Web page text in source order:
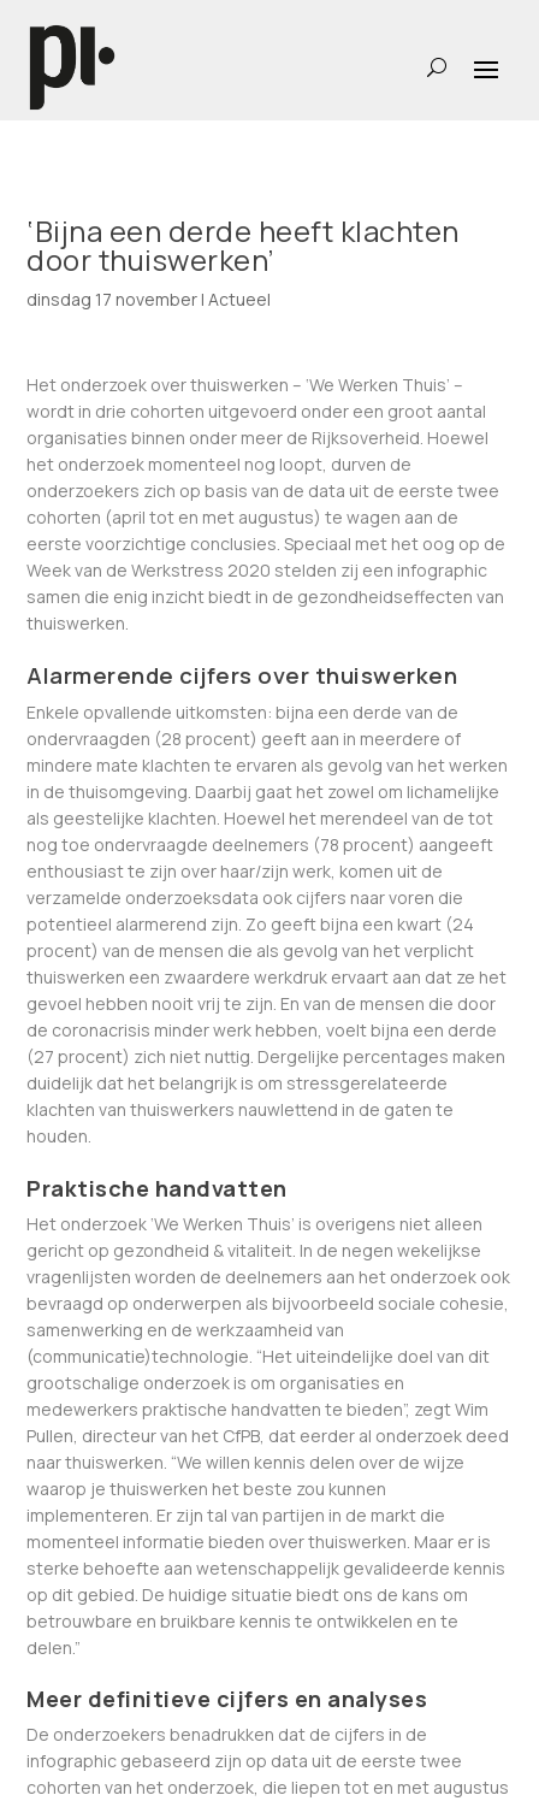
‘Bijna een derde heeft klachten
door thuiswerken’
dinsdag 17 november |Actueel
Het onderzoek over thuiswerken – ‘We Werken Thuis’ –
wordt in drie cohorten uitgevoerd onder een groot aantal
organisaties binnen onder meer de Rijksoverheid. Hoewel
het onderzoek momenteel nog loopt, durven de
onderzoekers zich op basis van de data uit de eerste twee
cohorten (april tot en met augustus) te wagen aan de
eerste voorzichtige conclusies. Speciaal met het oog op de
Week van de Werkstress 2020 stelden zij een infographic
samen die enig inzicht biedt in de gezondheidseffecten van
thuiswerken.
Alarmerende cijfers over thuiswerken
Enkele opvallende uitkomsten: bijna een derde van de
ondervraagden (28 procent) geeft aan in meerdere of
mindere mate klachten te ervaren als gevolg van het werken
in de thuisomgeving. Daarbij gaat het zowel om lichamelijke
als geestelijke klachten. Hoewel het merendeel van de tot
nog toe ondervraagde deelnemers (78 procent) aangeeft
enthousiast te zijn over haar/zijn werk, komen uit de
verzamelde onderzoeksdata ook cijfers naar voren die
potentieel alarmerend zijn. Zo geeft bijna een kwart (24
procent) van de mensen die als gevolg van het verplicht
thuiswerken een zwaardere werkdruk ervaart aan dat ze het
gevoel hebben nooit vrij te zijn. En van de mensen die door
de coronacrisis minder werk hebben, voelt bijna een derde
(27 procent) zich niet nuttig. Dergelijke percentages maken
duidelijk dat het belangrijk is om stressgerelateerde
klachten van thuiswerkers nauwlettend in de gaten te
houden.
Praktische handvatten
Het onderzoek ‘We Werken Thuis’ is overigens niet alleen
gericht op gezondheid & vitaliteit. In de negen wekelijkse
vragenlijsten worden de deelnemers aan het onderzoek ook
bevraagd op onderwerpen als bijvoorbeeld sociale cohesie,
samenwerking en de werkzaamheid van
(communicatie)technologie. “Het uiteindelijke doel van dit
grootschalige onderzoek is om organisaties en
medewerkers praktische handvatten te bieden”, zegt Wim
Pullen, directeur van het CfPB, dat eerder al onderzoek deed
naar thuiswerken. “We willen kennis delen over de wijze
waarop je thuiswerken het beste zou kunnen
implementeren. Er zijn tal van partijen in de markt die
momenteel informatie bieden over thuiswerken. Maar er is
sterke behoefte aan wetenschappelijk gevalideerde kennis
op dit gebied. De huidige situatie biedt ons de kans om
betrouwbare en bruikbare kennis te ontwikkelen en te
delen.”
Meer definitieve cijfers en analyses
De onderzoekers benadrukken dat de cijfers in de
infographic gebaseerd zijn op data uit de eerste twee
cohorten van het onderzoek, die liepen tot en met augustus